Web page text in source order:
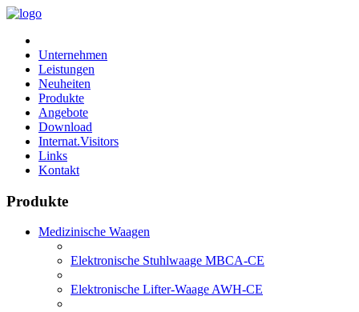
Unternehmen
Leistungen
Neuheiten
Produkte
Angebote
Download
Internat.Visitors
Links
Kontakt
Produkte
Medizinische Waagen
Elektronische Stuhlwaage MBCA-CE
Elektronische Lifter-Waage AWH-CE